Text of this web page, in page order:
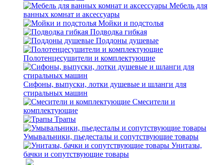
Мебель для
ванных комнат и аксессуары
Мойки и подстолья
Подводка гибкая
Поддоны душевые
Полотенцесушители и комплектующие
Сифоны, выпуски, лотки душевые и шланги для
стиральных машин
Смесители и
комплектующие
Трапы
Умывальники, пьедесталы и сопутствующие товары
Унитазы,
бачки и сопутствующие товары